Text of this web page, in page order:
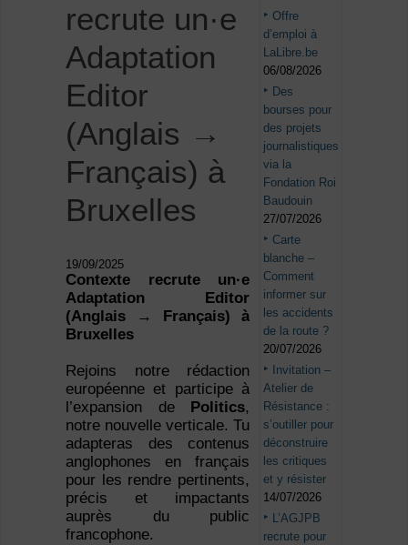
recrute un·e
Adaptation
Editor
(Anglais →
Français) à
Bruxelles
19/09/2025
Contexte recrute un·e
Adaptation Editor
(Anglais → Français) à
Bruxelles
Rejoins notre rédaction
européenne et participe à
l’expansion de
Politics,
notre nouvelle verticale. Tu
adapteras des contenus
anglophones en français
pour les rendre pertinents,
précis et impactants
auprès du public
francophone.
Offre
d’emploi à
LaLibre.be
06/08/2026
Des
bourses pour
des projets
journalistiques
via la
Fondation Roi
Baudouin
27/07/2026
Carte
blanche –
Comment
informer sur
les accidents
de la route ?
20/07/2026
Invitation –
Atelier de
Résistance :
s’outiller pour
déconstruire
les critiques
et y résister
14/07/2026
L’AGJPB
recrute pour